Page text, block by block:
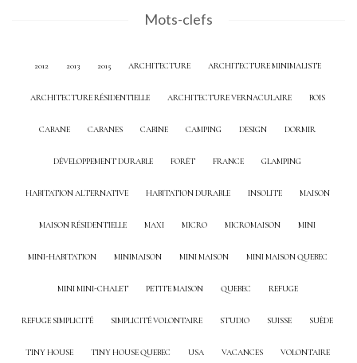
Mots-clefs
2012 2013 2015 ARCHITECTURE ARCHITECTURE MINIMALISTE
ARCHITECTURE RÉSIDENTIELLE ARCHITECTURE VERNACULAIRE BOIS
CABANE CABANES CABINE CAMPING DESIGN DORMIR
DÉVELOPPEMENT DURABLE FORÊT FRANCE GLAMPING
HABITATION ALTERNATIVE HABITATION DURABLE INSOLITE MAISON
MAISON RÉSIDENTIELLE MAXI MICRO MICROMAISON MINI
MINI-HABITATION MINIMAISON MINI MAISON MINI MAISON QUEBEC
MINI MINI-CHALET PETITE MAISON QUEBEC REFUGE
REFUGE SIMPLICITÉ SIMPLICITÉ VOLONTAIRE STUDIO SUISSE SUÈDE
TINY HOUSE TINY HOUSE QUEBEC USA VACANCES VOLONTAIRE